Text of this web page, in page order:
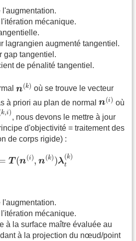
mécanique.
lagrangien augmenté tangentiel.
gap tangentiel.
de pénalité tangentiel.
n(k)
(k)
où se trouve le vecteur
à priori au plan de normal n(i)
(i)
où
k,i)
k ,i)
, nous devons le mettre à jour
d'objectivité = traitement des
de corps rigide) :
T(n(i), n(k))λ
(k)
t
),n ))λ k)
mécanique.
à la surface maître évaluée au
à la projection du nœud/point